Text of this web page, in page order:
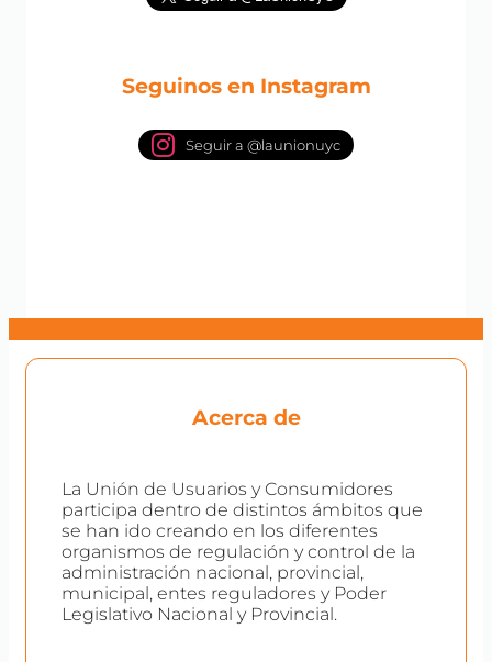
Seguinos en Instagram
Seguir a @launionuyc
Acerca de
La Unión de Usuarios y Consumidores
participa dentro de distintos ámbitos que
se han ido creando en los diferentes
organismos de regulación y control de la
administración nacional, provincial,
municipal, entes reguladores y Poder
Legislativo Nacional y Provincial.